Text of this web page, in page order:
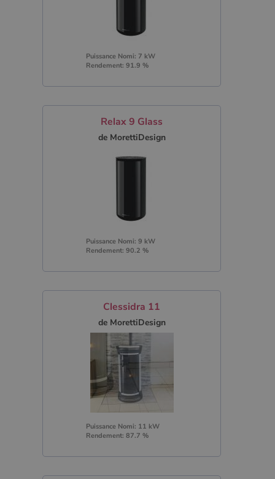
Puissance Nomi: 7 kW
Rendement: 91.9 %
Relax 9 Glass
de MorettiDesign
Puissance Nomi: 9 kW
Rendement: 90.2 %
Clessidra 11
de MorettiDesign
Puissance Nomi: 11 kW
Rendement: 87.7 %